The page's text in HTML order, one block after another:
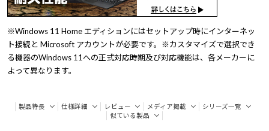
※Windows 11 Home エディションにはセットアップ時にインターネッ
ト接続と Microsoft アカウントが必要です。※カスタマイズで選択でき
る機器のWindows 11への正式対応時期及び対応機能は、各メーカーに
よって異なります。
製品特長 仕様詳細 レビュー メディア掲載
シリーズ一覧
似ている製品